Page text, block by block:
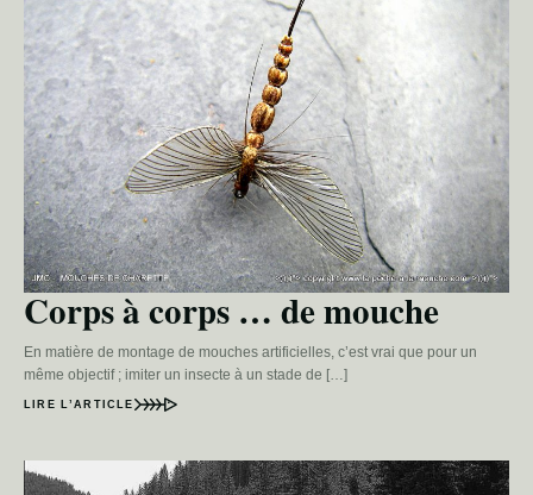
Corps à corps … de mouche
En matière de montage de mouches artificielles, c’est vrai que pour un
même objectif ; imiter un insecte à un stade de […]
LIRE L’ARTICLE